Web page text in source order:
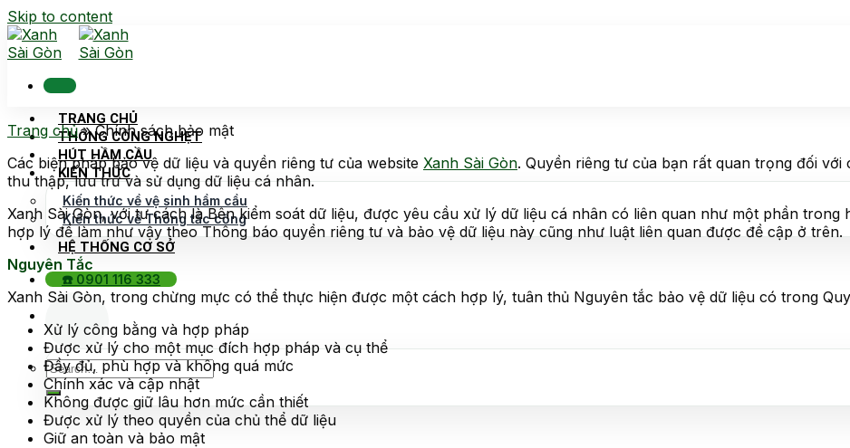
Skip to content
TRANG CHỦ
THÔNG CỐNG NGHẸT
HÚT HẦM CẦU
KIẾN THỨC
Kiến thức về vệ sinh hầm cầu
Kiến thức về Thông tắc cống
HỆ THỐNG CƠ SỞ
☎️ 0901 116 333
Trang chủ»Chính sách bảo mật
Các biện pháp bảo vệ dữ liệu và quyền riêng tư của website Xanh Sài Gòn. Quyền riêng tư của bạn rất quan trọng đối
thu thập, lưu trữ và sử dụng dữ liệu cá nhân.
Xanh Sài Gòn, với tư cách là Bên kiểm soát dữ liệu, được yêu cầu xử lý dữ liệu cá nhân có liên quan như một phần
hợp lý để làm như vậy theo Thông báo quyền riêng tư và bảo vệ dữ liệu này cũng như luật liên quan được đề cập ở trên.
Nguyên Tắc
Xanh Sài Gòn, trong chừng mực có thể thực hiện được một cách hợp lý, tuân thủ Nguyên tắc bảo vệ dữ liệu có trong
Xử lý công bằng và hợp pháp
Được xử lý cho một mục đích hợp pháp và cụ thể
Đầy đủ, phù hợp và không quá mức
Chính xác và cập nhật
Không được giữ lâu hơn mức cần thiết
Được xử lý theo quyền của chủ thể dữ liệu
Giữ an toàn và bảo mật